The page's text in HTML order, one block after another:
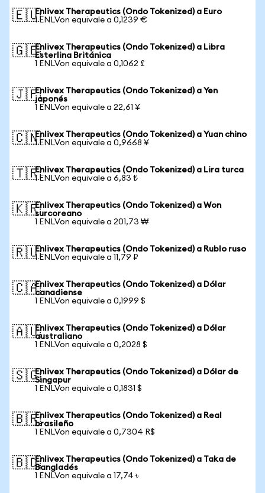
🇪🇺Enlivex Therapeutics (Ondo Tokenized) a Euro
1 ENLVon equivale a 0,1239 €
🇬🇧Enlivex Therapeutics (Ondo Tokenized) a Libra
Esterlina Británica
1 ENLVon equivale a 0,1062 £
🇯🇵Enlivex Therapeutics (Ondo Tokenized) a Yen
japonés
1 ENLVon equivale a 22,61 ¥
🇨🇳Enlivex Therapeutics (Ondo Tokenized) a Yuan chino
1 ENLVon equivale a 0,9668 ¥
🇹🇷Enlivex Therapeutics (Ondo Tokenized) a Lira turca
1 ENLVon equivale a 6,83 ₺
🇰🇷Enlivex Therapeutics (Ondo Tokenized) a Won
surcoreano
1 ENLVon equivale a 201,73 ₩
🇷🇺Enlivex Therapeutics (Ondo Tokenized) a Rublo ruso
1 ENLVon equivale a 11,79 ₽
🇨🇦Enlivex Therapeutics (Ondo Tokenized) a Dólar
canadiense
1 ENLVon equivale a 0,1999 $
🇦🇺Enlivex Therapeutics (Ondo Tokenized) a Dólar
australiano
1 ENLVon equivale a 0,2028 $
🇸🇬Enlivex Therapeutics (Ondo Tokenized) a Dólar de
Singapur
1 ENLVon equivale a 0,1831 $
🇧🇷Enlivex Therapeutics (Ondo Tokenized) a Real
brasileño
1 ENLVon equivale a 0,7304 R$
🇧🇩Enlivex Therapeutics (Ondo Tokenized) a Taka de
Bangladés
1 ENLVon equivale a 17,74 ৳